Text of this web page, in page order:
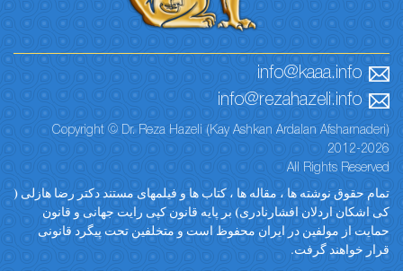
info@kaaa.info
info@rezahazeli.info
Copyright © Dr. Reza Hazeli (Kay Ashkan Ardalan Afsharnaderi)
2012-2026
All Rights Reserved
تمام حقوق نوشته ها ، مقاله ها ، کتاب ها و فیلمهای مستند دکتر رضا هازلی (
کی اشکان اردلان افشارنادری) بر پایه قانون کپی رایت جهانی و قانون
حمایت از مولفین در ایران محفوظ است و متخلفین تحت پیگرد قانونی
قرار خواهند گرفت.